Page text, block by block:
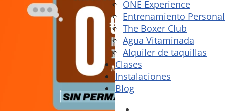
ONE Experience
Entrenamiento Personal
The Boxer Club
Agua Vitaminada
Alquiler de taquillas
Clases
Instalaciones
Blog